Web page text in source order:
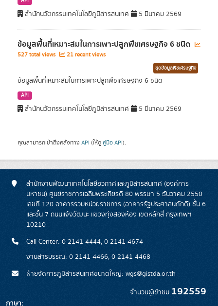
สำนักนวัตกรรมเทคโนโลยีภูมิสารสนเทศ 5 มีนาคม 2569
ข้อมูลพื้นที่เหมาะสมในการเพาะปลูกพืชเศรษฐกิจ 6 ชนิด
527 total views 21 recent views
ชุดข้อมูลพืชเศรษฐกิจ
ข้อมูลพื้นที่เหมาะสมในการเพาะปลูกพืชเศรษฐกิจ 6 ชนิด
API
สำนักนวัตกรรมเทคโนโลยีภูมิสารสนเทศ 5 มีนาคม 2569
คุณสามารถเข้าถึงคลังทาง API (ให้ดู คู่มือ API).
สำนักงานพัฒนาเทคโนโลยีอวกาศและภูมิสารสนเทศ (องค์การ
มหาชน) ศูนย์ราชการเฉลิมพระเกียรติ 80 พรรษา 5 ธันวาคม 2550
เลขที่ 120 อาคารรวมหน่วยราชการ (อาคารรัฐประศาสนภักดี) ชั้น 6
และชั้น 7 ถนนแจ้งวัฒนะ แขวงทุ่งสองห้อง เขตหลักสี่ กรุงเทพฯ
10210
Call Center: 0 2141 4444, 0 2141 4674
งานสารบรรณ: 0 2141 4466, 0 2141 4468
ฝ่ายจัดการภูมิสารสนเทศขนาดใหญ่: wgs@gistda.or.th
จำนวนผู้เข้าชม 192559
ภาษา